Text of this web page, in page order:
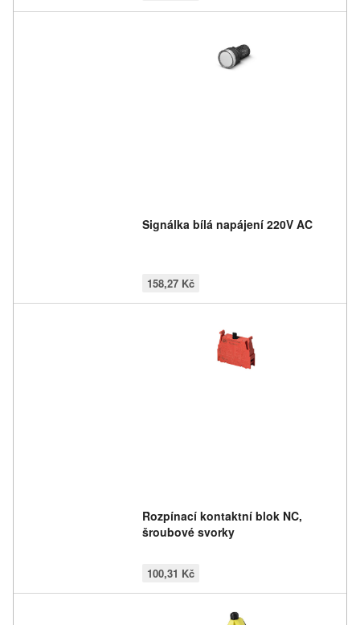
Signálka bílá napájení 220V AC
158,27 Kč
Rozpínací kontaktní blok NC,
šroubové svorky
100,31 Kč